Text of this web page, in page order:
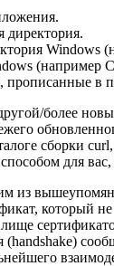
директория.
Windows
(например
прописанные в
более
сборки
для
из
который
(handshake)